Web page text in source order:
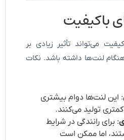
باکیفیت
می‌تواند تأثیر زیادی بر
لنت‌ها داشته باشد. نکات
: این لنت‌ها دوام بیشتری
کمتری تولید می‌کنند.
: برای رانندگی در شرایط
اما ممکن است